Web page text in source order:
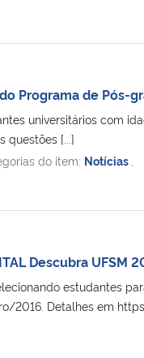
Programa de Pós-
universitários com
questões [...]
do item: Notícias
Descubra UFSM
estudantes
2016. Detalhes em